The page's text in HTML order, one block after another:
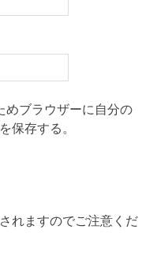
めブラウザーに自分の
保存する。
れますのでご注意くだ